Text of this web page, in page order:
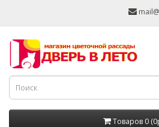
Товаров 0